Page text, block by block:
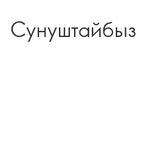
Сунуштайбыз